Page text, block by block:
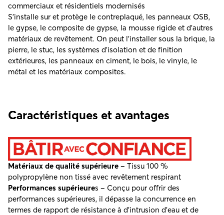
commerciaux et résidentiels modernisés
S’installe sur et protège le contreplaqué, les panneaux OSB,
le gypse, le composite de gypse, la mousse rigide et d’autres
matériaux de revêtement. On peut l’installer sous la brique, la
pierre, le stuc, les systèmes d’isolation et de finition
extérieures, les panneaux en ciment, le bois, le vinyle, le
métal et les matériaux composites.
Caractéristiques et avantages
Matériaux de qualité supérieure – Tissu 100 %
polypropylène non tissé avec revêtement respirant
Performances supérieures – Conçu pour offrir des
performances supérieures, il dépasse la concurrence en
termes de rapport de résistance à d’intrusion d’eau et de